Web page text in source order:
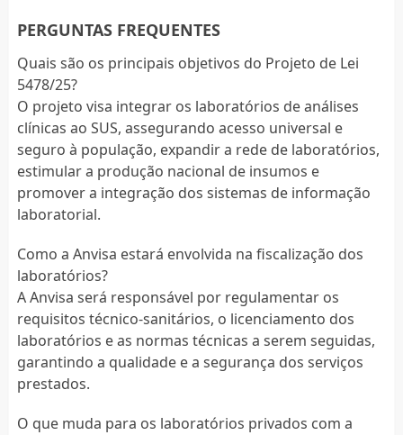
PERGUNTAS FREQUENTES
Quais são os principais objetivos do Projeto de Lei
5478/25?
O projeto visa integrar os laboratórios de análises
clínicas ao SUS, assegurando acesso universal e
seguro à população, expandir a rede de laboratórios,
estimular a produção nacional de insumos e
promover a integração dos sistemas de informação
laboratorial.
Como a Anvisa estará envolvida na fiscalização dos
laboratórios?
A Anvisa será responsável por regulamentar os
requisitos técnico-sanitários, o licenciamento dos
laboratórios e as normas técnicas a serem seguidas,
garantindo a qualidade e a segurança dos serviços
prestados.
O que muda para os laboratórios privados com a